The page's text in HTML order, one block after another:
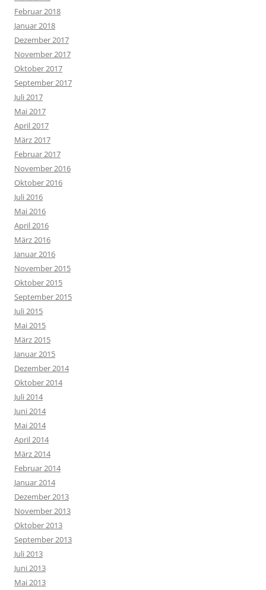
Februar 2018
Januar 2018
Dezember 2017
November 2017
Oktober 2017
September 2017
Juli 2017
Mai 2017
April 2017
März 2017
Februar 2017
November 2016
Oktober 2016
Juli 2016
Mai 2016
April 2016
März 2016
Januar 2016
November 2015
Oktober 2015
September 2015
Juli 2015
Mai 2015
März 2015
Januar 2015
Dezember 2014
Oktober 2014
Juli 2014
Juni 2014
Mai 2014
April 2014
März 2014
Februar 2014
Januar 2014
Dezember 2013
November 2013
Oktober 2013
September 2013
Juli 2013
Juni 2013
Mai 2013